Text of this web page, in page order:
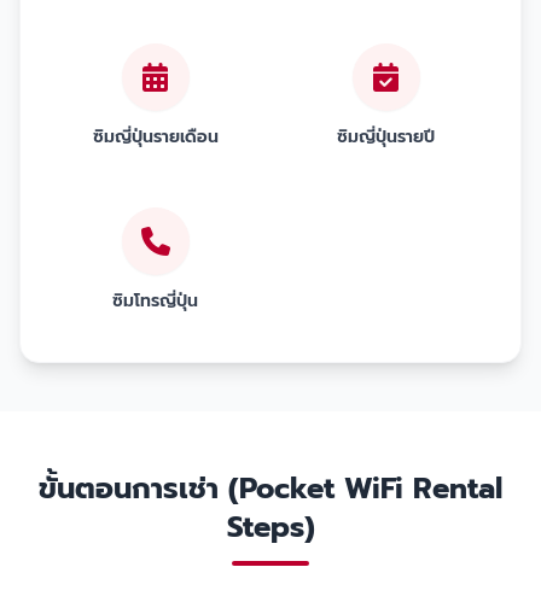
ซิมญี่ปุ่นรายเดือน ซิมญี่ปุ่นรายปี
ซิมโทรญี่ปุ่น
ขั้นตอนการเช่า (Pocket WiFi Rental
Steps)